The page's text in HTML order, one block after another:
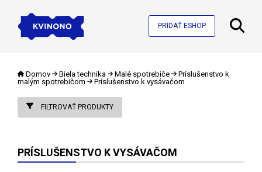
PRIDAŤ ESHOP
Domov Biela technika Malé spotrebiče
Príslušenstvo k
malým spotrebičom
Príslušenstvo k vysávačom
FILTROVAŤ PRODUKTY
PRÍSLUŠENSTVO K VYSÁVAČOM